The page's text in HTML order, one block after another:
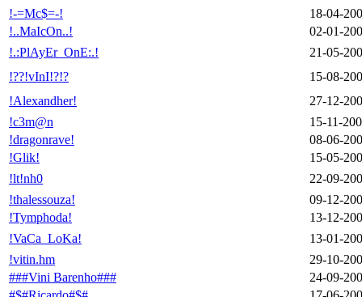
!-=Mc$=-!
18-04-
!..MaIcOn..!
02-01-
!.:PlAyEr_OnE:.!
21-05-
!??!vInI!?!?
15-08-
!Alexandher!
27-12-
!c3m@n
15-11-
!dragonrave!
08-06-
!Glik!
15-05-
!lt!nh0
22-09-
!thalessouza!
09-12-
!Tymphoda!
13-12-
!VaCa_LoKa!
13-01-
!vitin.hm
29-10-
###Vini Barenho###
24-09-